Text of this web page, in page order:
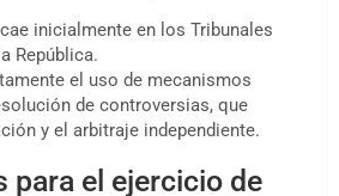
inicialmente en los Tribunales
República.
el uso de mecanismos
de controversias, que
y el arbitraje independiente.
para el ejercicio de